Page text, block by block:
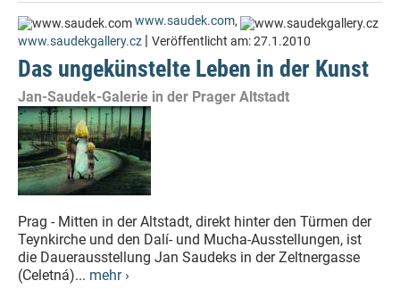
www.saudek.com,
www.saudekgallery.cz | Veröffentlicht am:27.1.2010
Das ungekünstelte Leben in der Kunst
Jan-Saudek-Galerie in der Prager Altstadt
Prag - Mitten in der Altstadt, direkt hinter den Türmen der
Teynkirche und den Dalí- und Mucha-Ausstellungen, ist
die Dauerausstellung Jan Saudeks in der Zeltnergasse
(Celetná)... mehr ›